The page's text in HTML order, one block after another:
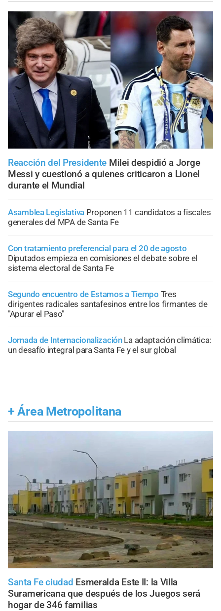
Reacción del Presidente Milei despidió a Jorge
Messi y cuestionó a quienes criticaron a Lionel
durante el Mundial
Asamblea Legislativa Proponen 11 candidatos a fiscales
generales del MPA de Santa Fe
Con tratamiento preferencial para el 20 de agosto
Diputados empieza en comisiones el debate sobre el
sistema electoral de Santa Fe
Segundo encuentro de Estamos a Tiempo Tres
dirigentes radicales santafesinos entre los firmantes de
"Apurar el Paso"
Jornada de Internacionalización La adaptación climática:
un desafío integral para Santa Fe y el sur global
+ Área Metropolitana
Santa Fe ciudad Esmeralda Este II: la Villa
Suramericana que después de los Juegos será
hogar de 346 familias